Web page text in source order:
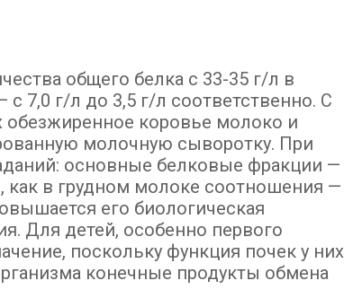
общего белка с 33-35 г/л в
7,0 г/л до 3,5 г/л соответственно. С
коровье молоко и
молочную сыворотку. При
основные белковые фракции —
как в грудном молоке соотношения —
его биологическая
Для детей, особенно первого
поскольку функция почек у них
конечные продукты обмена